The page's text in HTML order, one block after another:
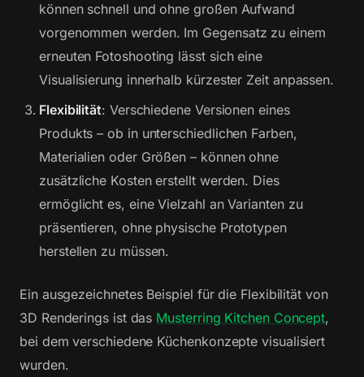
können schnell und ohne großen Aufwand
vorgenommen werden. Im Gegensatz zu einem
erneuten Fotoshooting lässt sich eine
Visualisierung innerhalb kürzester Zeit anpassen.
Flexibilität: Verschiedene Versionen eines
Produkts – ob in unterschiedlichen Farben,
Materialien oder Größen – können ohne
zusätzliche Kosten erstellt werden. Dies
ermöglicht es, eine Vielzahl an Varianten zu
präsentieren, ohne physische Prototypen
herstellen zu müssen.
Ein ausgezeichnetes Beispiel für die Flexibilität von
3D Renderings ist das Musterring Kitchen Concept,
bei dem verschiedene Küchenkonzepte visualisiert
wurden.